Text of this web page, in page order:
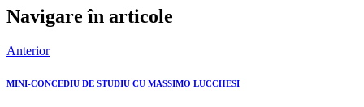
Navigare în articole
Anterior
MINI-CONCEDIU DE STUDIU CU MASSIMO LUCCHESI